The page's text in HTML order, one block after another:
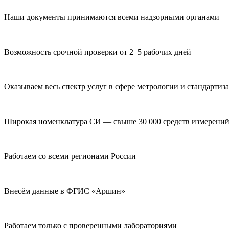
Наши документы принимаются всеми надзорными органами
Возможность срочной проверки от 2–5 рабочих дней
Оказываем весь спектр услуг в сфере метрологии и
Широкая номенклатура СИ — свыше 30 000 средств измерений
Работаем со всеми регионами России
Внесём данные в ФГИС «Аршин»
Работаем только с проверенными лабораториями